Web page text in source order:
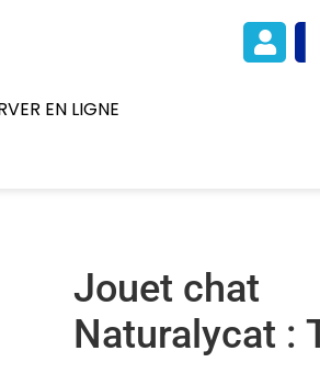
EN LIGNE
Jouet chat
Naturalycat :